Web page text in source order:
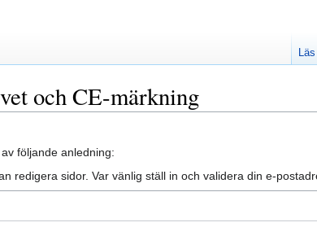
och CE-märkning
följande anledning:
redigera sidor. Var vänlig ställ in och validera din e-
Läs